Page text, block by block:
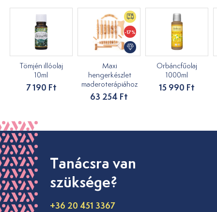
Tömjén illóolaj
10ml
7 190 Ft
-17%
Maxi
hengerkészlet
maderoterápiához
63 254 Ft
Orbáncfűolaj
1000ml
15 990 Ft
Tanácsra van
szüksége?
+36 20 451 3367